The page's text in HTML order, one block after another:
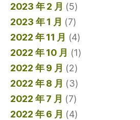
2023 年 2 月 (5)
2023 年 1 月 (7)
2022 年 11 月 (4)
2022 年 10 月 (1)
2022 年 9 月 (2)
2022 年 8 月 (3)
2022 年 7 月 (7)
2022 年 6 月 (4)